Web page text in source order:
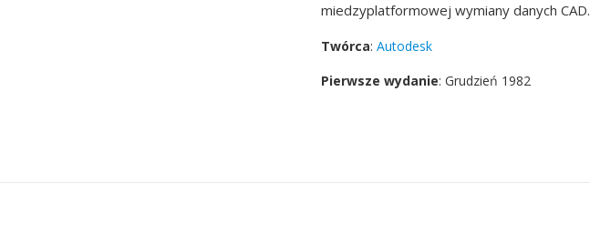
miedzyplatformowej wymiany danych CAD.
Twórca: Autodesk
Pierwsze wydanie: Grudzień 1982